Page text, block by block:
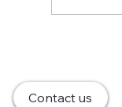
Contact us